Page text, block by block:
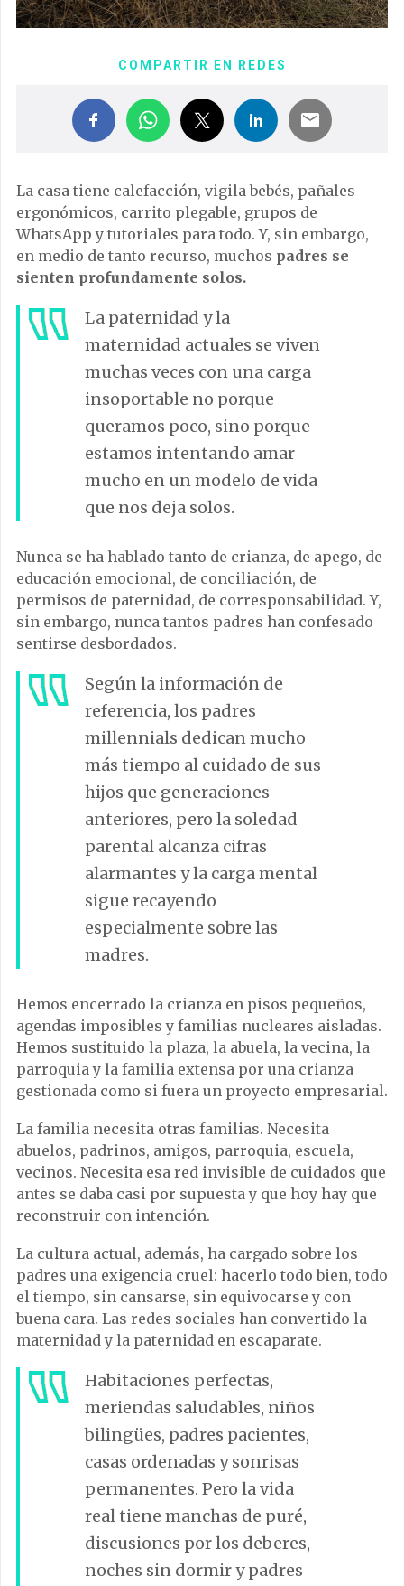
COMPARTIR EN REDES
La casa tiene calefacción, vigila bebés, pañales
ergonómicos, carrito plegable, grupos de
WhatsApp y tutoriales para todo. Y, sin embargo,
en medio de tanto recurso, muchos padres se
sienten profundamente solos.
La paternidad y la
maternidad actuales se viven
muchas veces con una carga
insoportable no porque
queramos poco, sino porque
estamos intentando amar
mucho en un modelo de vida
que nos deja solos.
Nunca se ha hablado tanto de crianza, de apego, de
educación emocional, de conciliación, de
permisos de paternidad, de corresponsabilidad. Y,
sin embargo, nunca tantos padres han confesado
sentirse desbordados.
Según la información de
referencia, los padres
millennials dedican mucho
más tiempo al cuidado de sus
hijos que generaciones
anteriores, pero la soledad
parental alcanza cifras
alarmantes y la carga mental
sigue recayendo
especialmente sobre las
madres.
Hemos encerrado la crianza en pisos pequeños,
agendas imposibles y familias nucleares aisladas.
Hemos sustituido la plaza, la abuela, la vecina, la
parroquia y la familia extensa por una crianza
gestionada como si fuera un proyecto empresarial.
La familia necesita otras familias. Necesita
abuelos, padrinos, amigos, parroquia, escuela,
vecinos. Necesita esa red invisible de cuidados que
antes se daba casi por supuesta y que hoy hay que
reconstruir con intención.
La cultura actual, además, ha cargado sobre los
padres una exigencia cruel: hacerlo todo bien, todo
el tiempo, sin cansarse, sin equivocarse y con
buena cara. Las redes sociales han convertido la
maternidad y la paternidad en escaparate.
Habitaciones perfectas,
meriendas saludables, niños
bilingües, padres pacientes,
casas ordenadas y sonrisas
permanentes. Pero la vida
real tiene manchas de puré,
discusiones por los deberes,
noches sin dormir y padres